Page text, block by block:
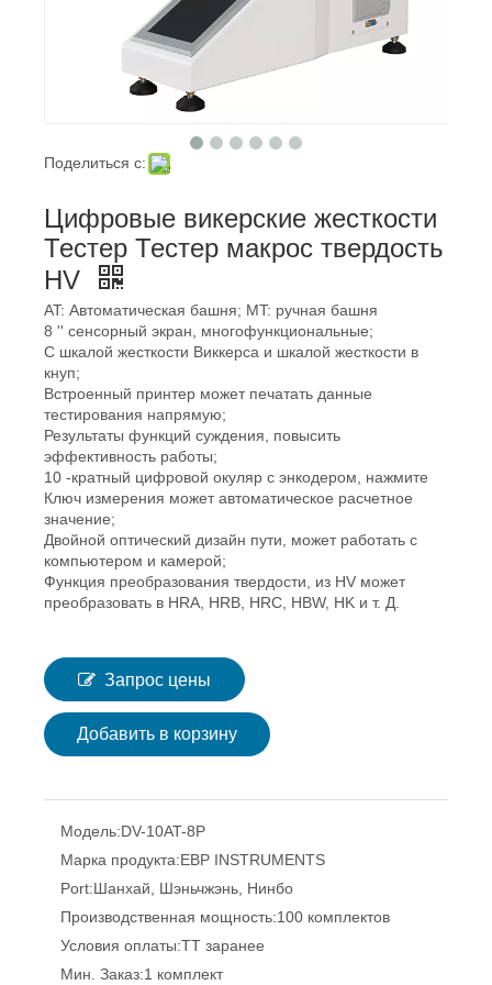
Поделиться с:
Цифровые викерские жесткости
Тестер Тестер макрос твердость
HV
AT: Автоматическая башня; MT: ручная башня
8 '' сенсорный экран, многофункциональные;
С шкалой жесткости Виккерса и шкалой жесткости в
кнуп;
Встроенный принтер может печатать данные
тестирования напрямую;
Результаты функций суждения, повысить
эффективность работы;
10 -кратный цифровой окуляр с энкодером, нажмите
Ключ измерения может автоматическое расчетное
значение;
Двойной оптический дизайн пути, может работать с
компьютером и камерой;
Функция преобразования твердости, из HV может
преобразовать в HRA, HRB, HRC, HBW, HK и т. Д.
Запрос цены
Добавить в корзину
Модель:DV-10AT-8P
Марка продукта:EBP INSTRUMENTS
Port:Шанхай, Шэньчжэнь, Нинбо
Производственная мощность:100 комплектов
Условия оплаты:TT заранее
Мин. Заказ:1 комплект